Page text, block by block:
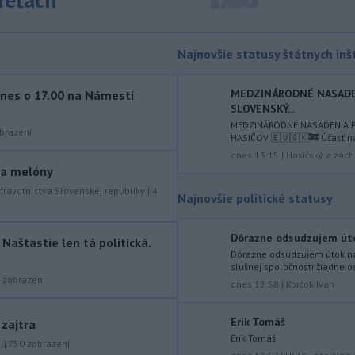
- Od piatku do nedele (9. 8.)
hudobného festivalu
Lovestream na starom letisku v
bratislavských Vajnoroch upravená
organizácia MHD v oblasti Vajnôr.
Haraslín môže v najbližšom období
zmeniť klubovú adresu. O 30-ročného
portálu isport.cz zaujíma
saudskoarabský Al-Fateh.
Vo veku 94 rokov zomrela 29.
Slovenského komorného
divadla (SKD) v Martine Helena
o 17.00 na Námestí
melóny
Slovenskej republiky | 4
Naštastie len tá politická.
zobrazení
zajtra
1750 zobrazení
Najnovšie statusy štátnych
MEDZINÁRODNÉ
SLOVENSKÝ...
MEDZINÁRODNÉ NASADENIA
HASIČOV 🇪🇺🇸🇰🚒 Účasť
dnes 13:15 | Hasičský a
Najnovšie politické statusy
Dôrazne odsudzujem
Dôrazne odsudzujem útok
slušnej spoločnosti žiadne
dnes 12:58 | Korčok Ivan
Erik Tomáš
Erik Tomáš